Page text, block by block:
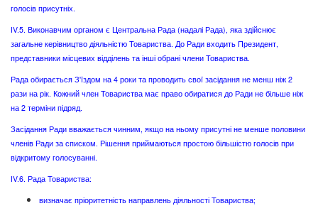
голосів присутніх.
IV.5. Виконавчим органом є Центральна Рада (надалі Рада), яка здійснює
загальне керівництво діяльністю Товариства. До Ради входить Президент,
представники місцевих відділень та інші обрані члени Товариства.
Рада обирається З'їздом на 4 роки та проводить свої засідання не менш ніж 2
рази на рік. Кожний член Товариства має право обиратися до Ради не більше ніж
на 2 терміни підряд.
Засідання Ради вважається чинним, якщо на ньому присутні не менше половини
членів Ради за списком. Рішення приймаються простою більшістю голосів при
відкритому голосуванні.
IV.6. Рада Товариства:
визначає пріоритетність направлень діяльності Товариства;